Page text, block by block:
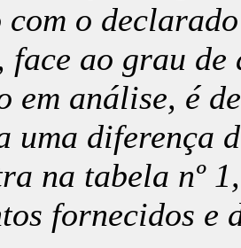
com o
face ao grau
em análise, é
uma diferença
na tabela nº
fornecidos e